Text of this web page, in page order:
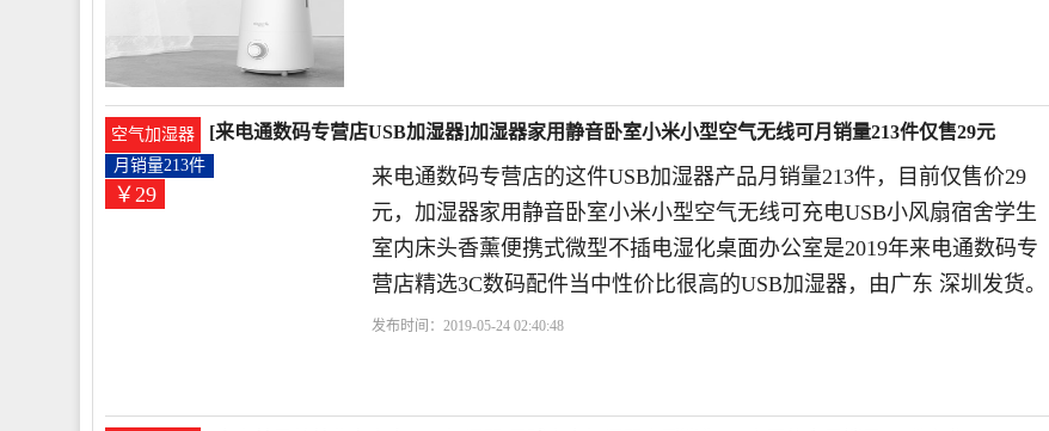
空气加湿器 [来电通数码专营店USB加湿器]加湿器家用静音卧室小米小型空气无线可月销量213件仅售29元
￥29
月销量213件
来电通数码专营店的这件USB加湿器产品月销量213件，目前仅售价29
元，加湿器家用静音卧室小米小型空气无线可充电USB小风扇宿舍学生
室内床头香薰便携式微型不插电湿化桌面办公室是2019年来电通数码专
营店精选3C数码配件当中性价比很高的USB加湿器，由广东 深圳发货。
发布时间：2019-05-24 02:40:48